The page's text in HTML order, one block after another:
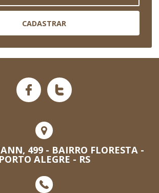
CADASTRAR
499 - BAIRRO FLORESTA -
PORTO ALEGRE - RS